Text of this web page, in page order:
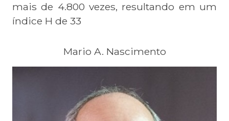
mais de 4.800 vezes, resultando em um
índice H de 33
Mario A. Nascimento